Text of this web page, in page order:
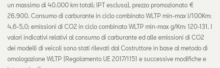
un massimo di 40.000 km totali; IPT esclusa), prezzo promozionato €
26.900. Consumo di carburante in ciclo combinato WLTP min-max l/100Km:
4,6-5,0; emissioni di CO2 in ciclo combinato WLTP min-max g/Km: 120-131. I
valori indicativi relativi al consumo di carburante ed alle emissioni di CO2
dei modelli di veicoli sono stati rilevati dal Costruttore in base al metodo di
omologazione WLTP (Regolamento UE 2017/1151 e successive modifiche e